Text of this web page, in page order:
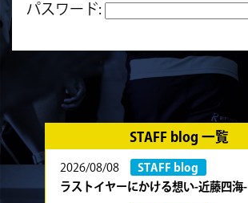
パスワード:
STAFF blog 一覧
2026/08/08
STAFF blog
ラストイヤーにかける想い-近藤四海-